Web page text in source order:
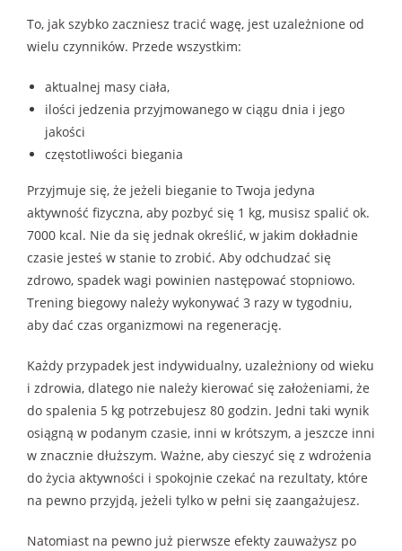
To, jak szybko zaczniesz tracić wagę, jest uzależnione od
wielu czynników. Przede wszystkim:
aktualnej masy ciała,
ilości jedzenia przyjmowanego w ciągu dnia i jego
jakości
częstotliwości biegania
Przyjmuje się, że jeżeli bieganie to Twoja jedyna
aktywność fizyczna, aby pozbyć się 1 kg, musisz spalić ok.
7000 kcal. Nie da się jednak określić, w jakim dokładnie
czasie jesteś w stanie to zrobić. Aby odchudzać się
zdrowo, spadek wagi powinien następować stopniowo.
Trening biegowy należy wykonywać 3 razy w tygodniu,
aby dać czas organizmowi na regenerację.
Każdy przypadek jest indywidualny, uzależniony od wieku
i zdrowia, dlatego nie należy kierować się założeniami, że
do spalenia 5 kg potrzebujesz 80 godzin. Jedni taki wynik
osiągną w podanym czasie, inni w krótszym, a jeszcze inni
w znacznie dłuższym. Ważne, aby cieszyć się z wdrożenia
do życia aktywności i spokojnie czekać na rezultaty, które
na pewno przyjdą, jeżeli tylko w pełni się zaangażujesz.
Natomiast na pewno już pierwsze efekty zauważysz po